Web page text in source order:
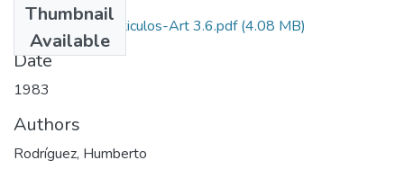
Thumbnail
Available
1983-V1-N3-Articulos-Art 3.6.pdf(4.08 MB)
Date
1983
Authors
Rodríguez, Humberto